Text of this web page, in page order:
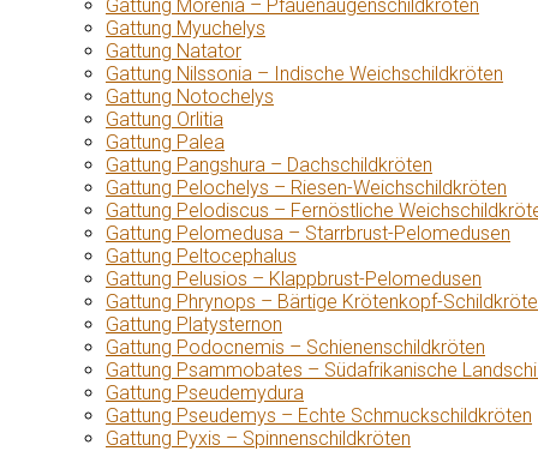
Gattung Morenia – Pfauenaugenschildkröten
Gattung Myuchelys
Gattung Natator
Gattung Nilssonia – Indische Weichschildkröten
Gattung Notochelys
Gattung Orlitia
Gattung Palea
Gattung Pangshura – Dachschildkröten
Gattung Pelochelys – Riesen-Weichschildkröten
Gattung Pelodiscus – Fernöstliche
Gattung Pelomedusa – Starrbrust-Pelomedusen
Gattung Peltocephalus
Gattung Pelusios – Klappbrust-Pelomedusen
Gattung Phrynops – Bärtige Krötenkopf-
Gattung Platysternon
Gattung Podocnemis – Schienenschildkröten
Gattung Psammobates – Südafrikanische
Gattung Pseudemydura
Gattung Pseudemys – Echte Schmuckschildkröten
Gattung Pyxis – Spinnenschildkröten